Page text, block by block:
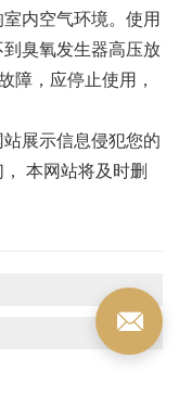
内空气环境。使用
臭氧发生器高压放
障，应停止使用，
站展示信息侵犯您的
本网站将及时删